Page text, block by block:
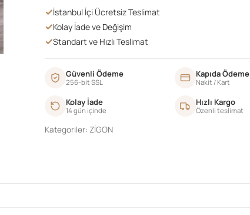
✓İstanbul İçi Ücretsiz Teslimat
✓Kolay İade ve Değişim
✓Standart ve Hızlı Teslimat
Güvenli Ödeme
256-bit SSL
Kapıda Ödeme
Nakit / Kart
Kolay İade
14 gün içinde
Hızlı Kargo
Özenli teslimat
Kategoriler: ZİGON